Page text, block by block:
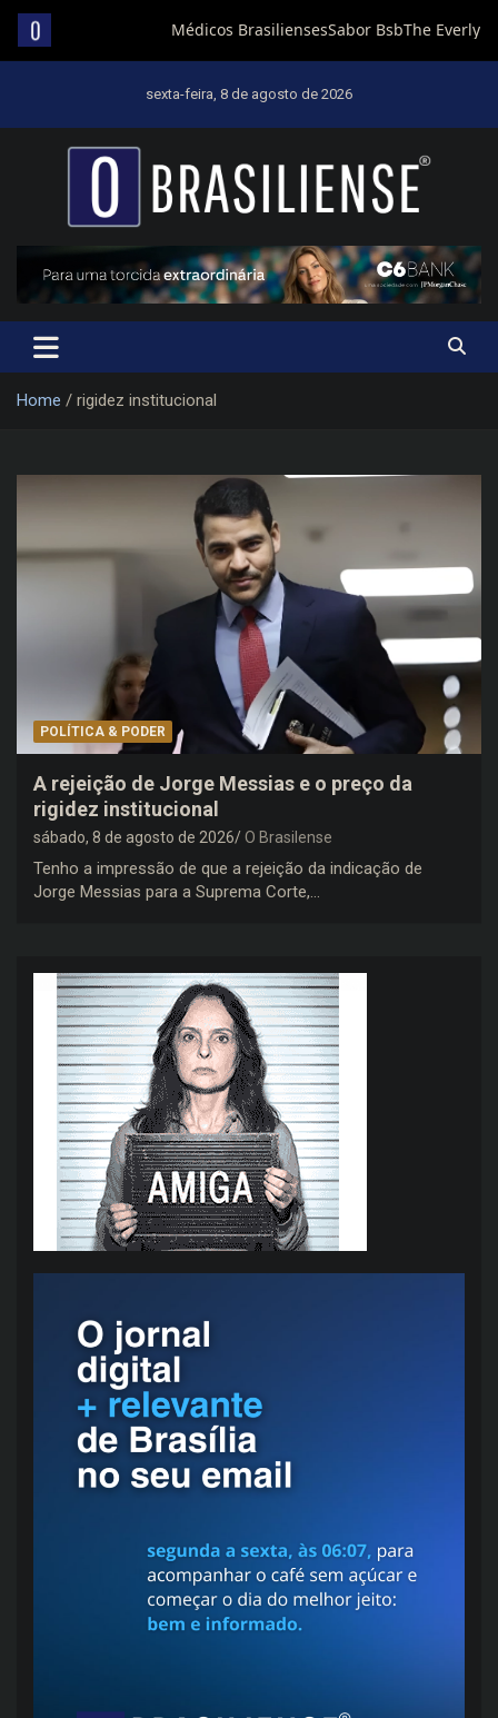
sexta-feira, 8 de agosto de 2026
Um diário de notícias que trabalha por Brasília
Home rigidez institucional
POLÍTICA & PODER
A rejeição de Jorge Messias e o preço da
rigidez institucional
sábado, 8 de agosto de 2026 O Brasilense
Tenho a impressão de que a rejeição da indicação de
Jorge Messias para a Suprema Corte,…